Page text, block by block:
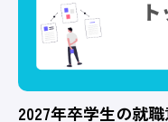
2027年卒学生の就